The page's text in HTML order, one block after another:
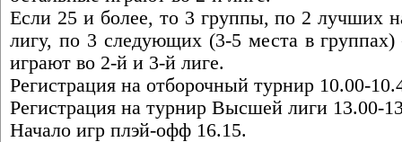
Если 25 и более, то 3 группы, по 2 лучших
лигу, по 3 следующих (3-5 места в
играют во 2-й и 3-й лиге.
Регистрация на отборочный турнир 10.00-
Регистрация на турнир Высшей лиги 13.00-
Начало игр плэй-офф 16.15.